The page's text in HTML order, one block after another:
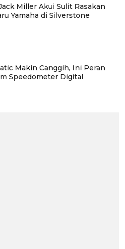
Miller Akui Sulit Rasakan
Yamaha di Silverstone
Makin Canggih, Ini Peran
Speedometer Digital